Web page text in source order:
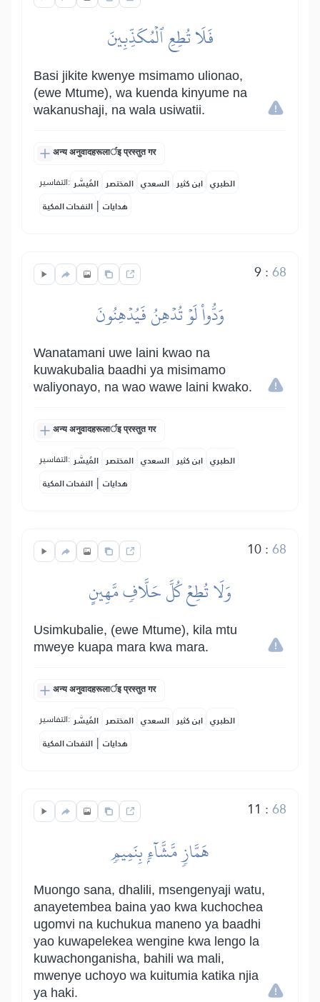
فَلَا تُطِعِ ٱلۡمُكَذِّبِينَ
Basi jikite kwenye msimamo ulionao,
(ewe Mtume), wa kuenda kinyume na
wakanushaji, na wala usiwatii.
अन्य अनुवादहरूलार्इ प्रस्तुत गर
التفاسير: المُيسَّر المختصر السعدي ابن كثير الطبري
النفحات المكية | هدايات
9:68
وَدُّواْ لَوۡ تُدۡهِنُ فَيُدۡهِنُونَ
Wanatamani uwe laini kwao na
kuwakubalia baadhi ya misimamo
waliyonayo, na wao wawe laini kwako.
अन्य अनुवादहरूलार्इ प्रस्तुत गर
التفاسير: المُيسَّر المختصر السعدي ابن كثير الطبري
النفحات المكية | هدايات
10:68
وَلَا تُطِعۡ كُلَّ حَلَّافٖ مَّهِينٍ
Usimkubalie, (ewe Mtume), kila mtu
mweye kuapa mara kwa mara.
अन्य अनुवादहरूलार्इ प्रस्तुत गर
التفاسير: المُيسَّر المختصر السعدي ابن كثير الطبري
النفحات المكية | هدايات
11 :68
هَمَّازٖ مَّشَّآءِۭ بِنَمِيمٖ
Muongo sana, dhalili, msengenyaji watu,
anayetembea baina yao kwa kuchochea
ugomvi na kuchukua maneno ya baadhi
yao kuwapelekea wengine kwa lengo la
kuwachonganisha, bahili wa mali,
mwenye uchoyo wa kuitumia katika njia
ya haki.